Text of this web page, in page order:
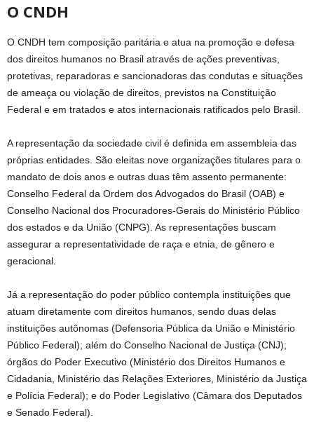
O CNDH
O CNDH tem composição paritária e atua na promoção e defesa
dos direitos humanos no Brasil através de ações preventivas,
protetivas, reparadoras e sancionadoras das condutas e situações
de ameaça ou violação de direitos, previstos na Constituição
Federal e em tratados e atos internacionais ratificados pelo Brasil.
A representação da sociedade civil é definida em assembleia das
próprias entidades. São eleitas nove organizações titulares para o
mandato de dois anos e outras duas têm assento permanente:
Conselho Federal da Ordem dos Advogados do Brasil (OAB) e
Conselho Nacional dos Procuradores-Gerais do Ministério Público
dos estados e da União (CNPG). As representações buscam
assegurar a representatividade de raça e etnia, de gênero e
geracional.
Já a representação do poder público contempla instituições que
atuam diretamente com direitos humanos, sendo duas delas
instituições autônomas (Defensoria Pública da União e Ministério
Público Federal); além do Conselho Nacional de Justiça (CNJ);
órgãos do Poder Executivo (Ministério dos Direitos Humanos e
Cidadania, Ministério das Relações Exteriores, Ministério da Justiça
e Polícia Federal); e do Poder Legislativo (Câmara dos Deputados
e Senado Federal).